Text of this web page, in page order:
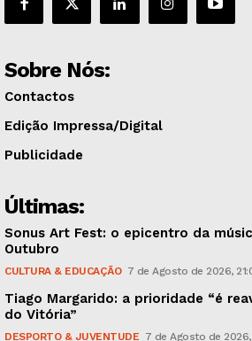
Sobre Nós:
Contactos
Edição Impressa/Digital
Publicidade
Últimas:
Sonus Art Fest: o epicentro da
Outubro
CULTURA & EDUCAÇÃO 7 de Agosto de 2026,
Tiago Margarido: a prioridade “é
do Vitória”
DESPORTO & JUVENTUDE 7 de Agosto de 2026,